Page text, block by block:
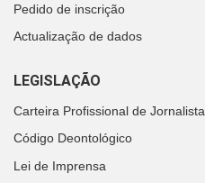
Pedido de inscrição
Actualização de dados
LEGISLAÇÃO
Carteira Profissional de Jornalista
Código Deontológico
Lei de Imprensa